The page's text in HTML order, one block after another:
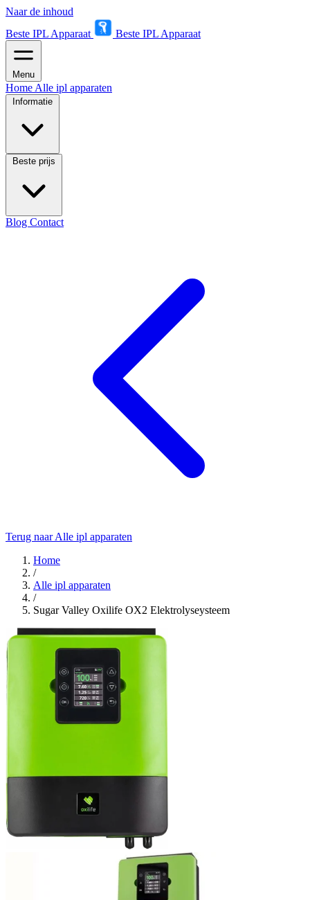
Naar de inhoud
Beste IPL Apparaat
Beste IPL Apparaat
Menu
Home Alle ipl apparaten
Informatie
Beste prijs
Blog Contact
Terug naar Alle ipl apparaten
Home
/
Alle ipl apparaten
/
Sugar Valley Oxilife OX2 Elektrolyseysteem